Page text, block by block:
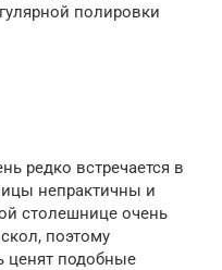
полировки
редко встречается в
непрактичны и
столешнице очень
поэтому
ценят подобные